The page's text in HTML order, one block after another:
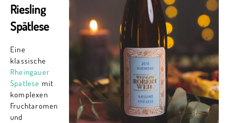
Riesling
Spätlese
Eine
klassische
Rheingauer
Spätlese mit
komplexen
Fruchtaromen
und